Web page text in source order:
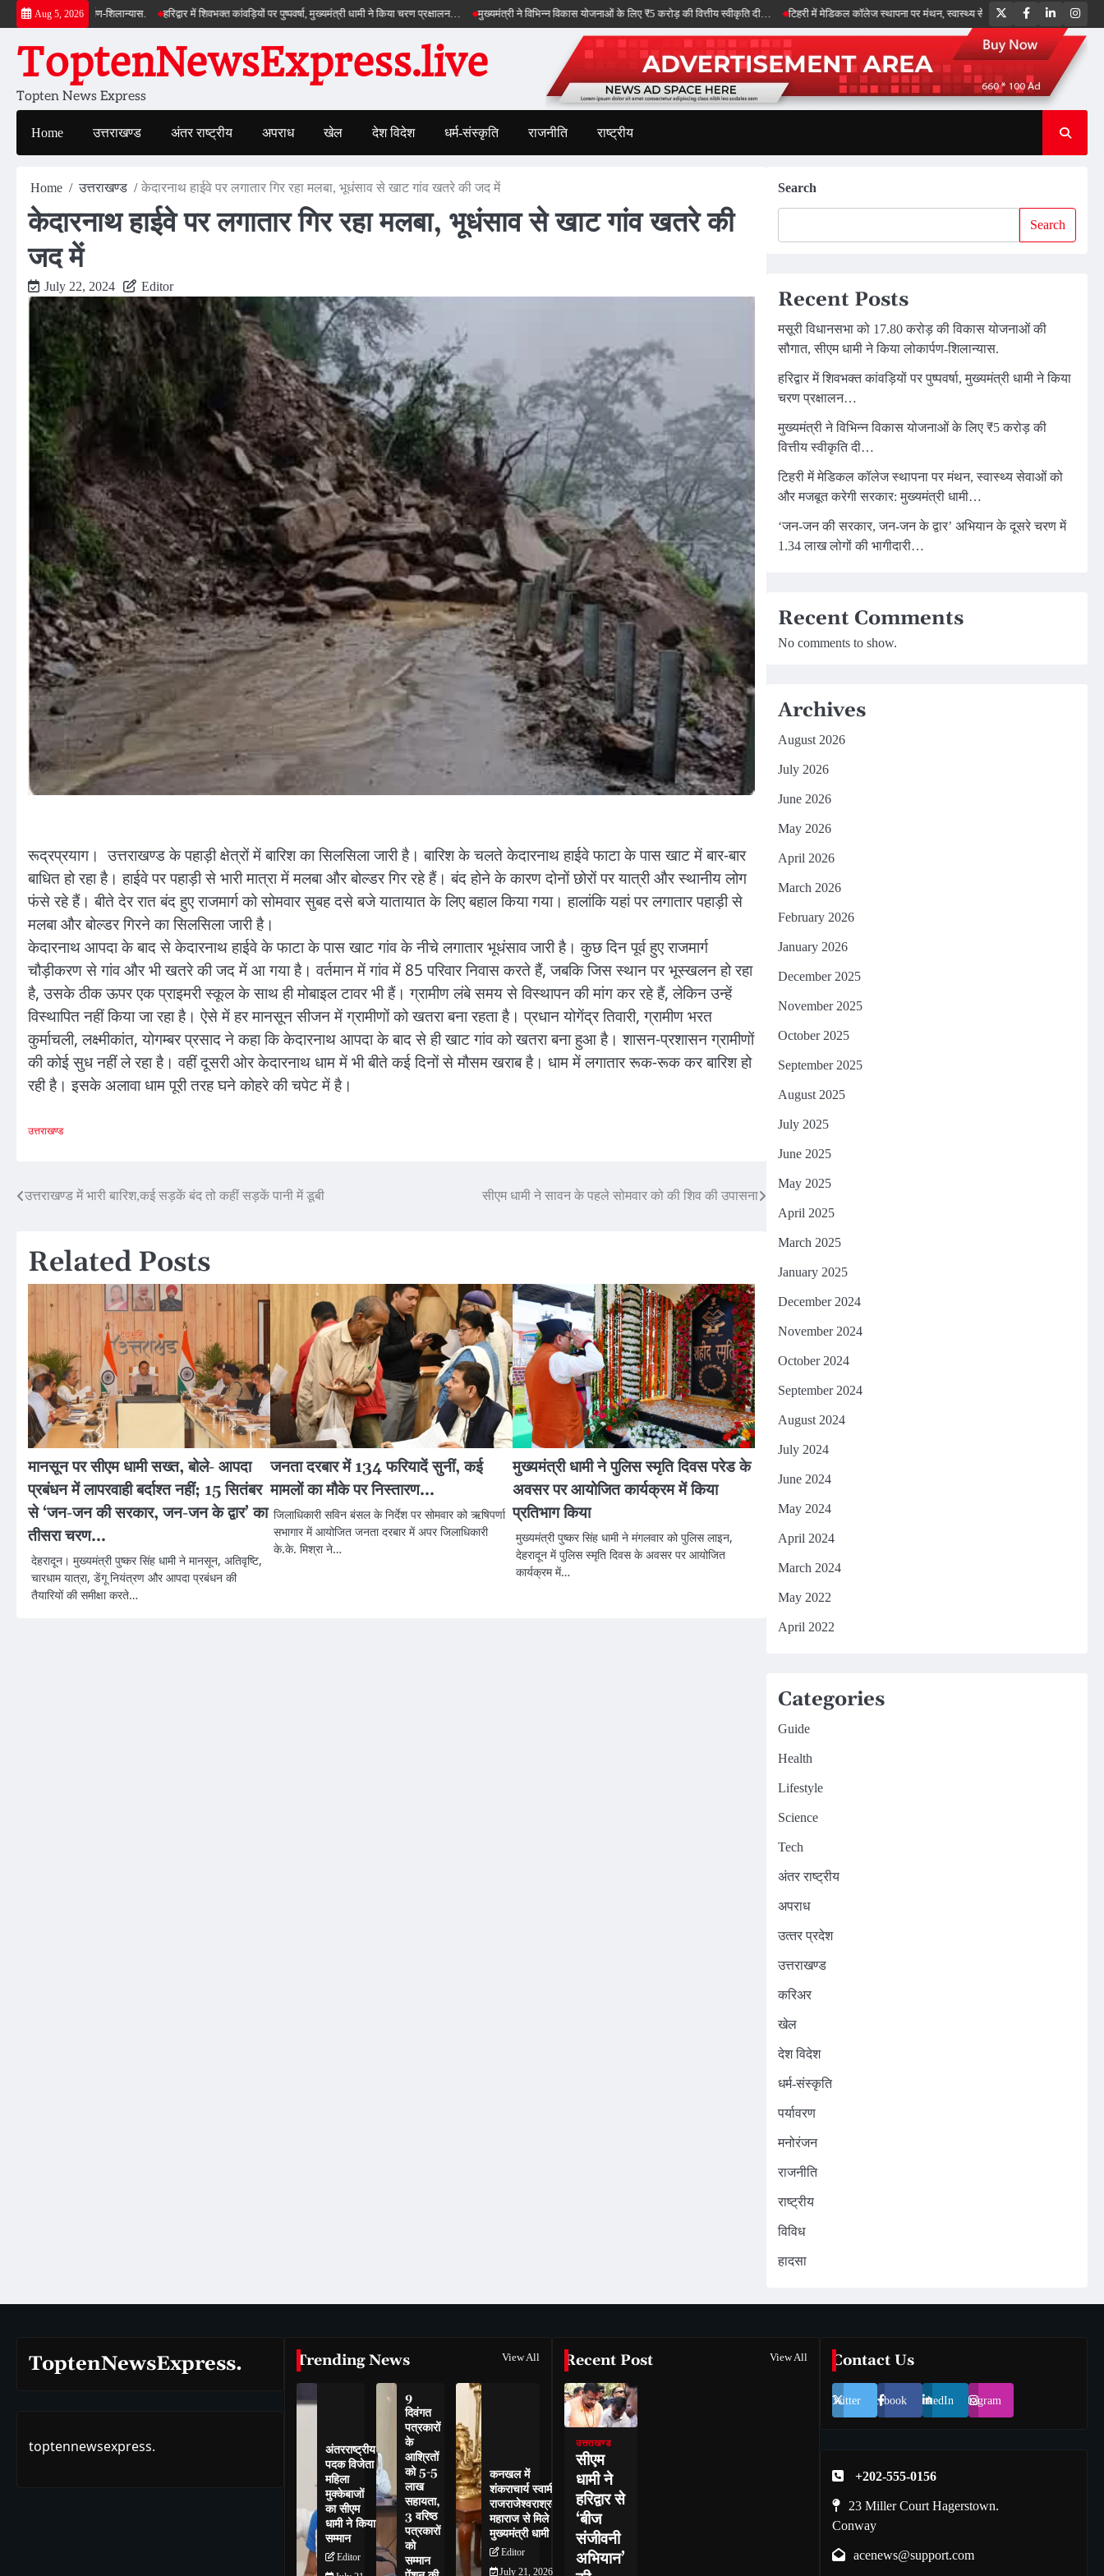
Skip
to
content
Aug 5, 2026
लोकार्पण-शिलान्यास. हरिद्वार में शिवभक्त कांवड़ियों पर पुष्पवर्षा, मुख्यमंत्री धामी ने किया चरण प्रक्षालन… मुख्यमंत्री ने विभिन्न विकास योजनाओं के लिए ₹5 करोड़ की वित्तीय स्वीकृति दी… टिहरी में मेडिकल कॉलेज स्थापना पर मंथन, स्वास्थ्य सेवाओं को और मजबूत करेगी सरकार: मुख्यमंत्री
TwitterFacebookLinkedIn
ToptenNewsExpress.live
Topten News Express
Home उत्तराखण्ड अंतर राष्ट्रीय अपराध खेल देश विदेश धर्म-संस्कृति राजनीति राष्ट्रीय
Home उत्तराखण्ड केदारनाथ हाईवे पर लगातार गिर रहा मलबा, भूधंसाव से खाट गांव खतरे की जद में
केदारनाथ हाईवे पर लगातार गिर रहा मलबा, भूधंसाव से खाट गांव खतरे की
जद में
July 22, 2024 Editor
रूद्रप्रयाग। उत्तराखण्ड के पहाड़ी क्षेत्रों में बारिश का सिलसिला जारी है। बारिश के चलते केदारनाथ हाईवे फाटा के पास खाट में बार-बार
बाधित हो रहा है। हाईवे पर पहाड़ी से भारी मात्रा में मलबा और बोल्डर गिर रहे हैं। बंद होने के कारण दोनों छोरों पर यात्री और स्थानीय लोग
फंसे रहे हैं। बीते देर रात बंद हुए राजमार्ग को सोमवार सुबह दसे बजे यातायात के लिए बहाल किया गया। हालांकि यहां पर लगातार पहाड़ी से
मलबा और बोल्डर गिरने का सिलसिला जारी है।
केदारनाथ आपदा के बाद से केदारनाथ हाईवे के फाटा के पास खाट गांव के नीचे लगातार भूधंसाव जारी है। कुछ दिन पूर्व हुए राजमार्ग
चौड़ीकरण से गांव और भी खतरे की जद में आ गया है। वर्तमान में गांव में 85 परिवार निवास करते हैं, जबकि जिस स्थान पर भूस्खलन हो रहा
है, उसके ठीक ऊपर एक प्राइमरी स्कूल के साथ ही मोबाइल टावर भी हैं। ग्रामीण लंबे समय से विस्थापन की मांग कर रहे हैं, लेकिन उन्हें
विस्थापित नहीं किया जा रहा है। ऐसे में हर मानसून सीजन में ग्रामीणों को खतरा बना रहता है। प्रधान योगेंद्र तिवारी, ग्रामीण भरत
कुर्माचली, लक्ष्मीकांत, योगम्बर प्रसाद ने कहा कि केदारनाथ आपदा के बाद से ही खाट गांव को खतरा बना हुआ है। शासन-प्रशासन ग्रामीणों
की कोई सुध नहीं ले रहा है। वहीं दूसरी ओर केदारनाथ धाम में भी बीते कई दिनों से मौसम खराब है। धाम में लगातार रूक-रूक कर बारिश हो
रही है। इसके अलावा धाम पूरी तरह घने कोहरे की चपेट में है।
उत्तराखण्ड
Post
उत्तराखण्ड में भारी बारिश,कई सड़कें बंद तो कहीं सड़कें पानी में डूबी सीएम धामी ने सावन के पहले सोमवार को की शिव की उपासना
Related Posts
मानसून पर सीएम धामी सख्त, बोले- आपदा
प्रबंधन में लापरवाही बर्दाश्त नहीं; 15 सितंबर
से ‘जन-जन की सरकार, जन-जन के द्वार’ का
तीसरा चरण…
देहरादून। मुख्यमंत्री पुष्कर सिंह धामी ने मानसून, अतिवृष्टि,
चारधाम यात्रा, डेंगू नियंत्रण और आपदा प्रबंधन की
तैयारियों की समीक्षा करते…
जनता दरबार में 134 फरियादें सुनीं, कई
मामलों का मौके पर निस्तारण…
जिलाधिकारी सविन बंसल के निर्देश पर सोमवार को ऋषिपर्णा
सभागार में आयोजित जनता दरबार में अपर जिलाधिकारी
के.के. मिश्रा ने…
मुख्यमंत्री धामी ने पुलिस स्मृति दिवस परेड के
अवसर पर आयोजित कार्यक्रम में किया
प्रतिभाग किया
मुख्यमंत्री पुष्कर सिंह धामी ने मंगलवार को पुलिस लाइन,
देहरादून में पुलिस स्मृति दिवस के अवसर पर आयोजित
कार्यक्रम में…
Search
Search
Recent Posts
मसूरी विधानसभा को 17.80 करोड़ की विकास योजनाओं की
सौगात, सीएम धामी ने किया लोकार्पण-शिलान्यास.
हरिद्वार में शिवभक्त कांवड़ियों पर पुष्पवर्षा, मुख्यमंत्री धामी ने किया
चरण प्रक्षालन…
मुख्यमंत्री ने विभिन्न विकास योजनाओं के लिए ₹5 करोड़ की
वित्तीय स्वीकृति दी…
टिहरी में मेडिकल कॉलेज स्थापना पर मंथन, स्वास्थ्य सेवाओं को
और मजबूत करेगी सरकार: मुख्यमंत्री धामी…
‘जन-जन की सरकार, जन-जन के द्वार’ अभियान के दूसरे चरण में
1.34 लाख लोगों की भागीदारी…
Recent Comments
No comments to show.
Archives
August 2026
July 2026
June 2026
May 2026
April 2026
March 2026
February 2026
January 2026
December 2025
November 2025
October 2025
September 2025
August 2025
July 2025
June 2025
May 2025
April 2025
March 2025
January 2025
December 2024
November 2024
October 2024
September 2024
August 2024
July 2024
June 2024
May 2024
April 2024
March 2024
May 2022
April 2022
Categories
Guide
Health
Lifestyle
Science
Tech
अंतर राष्ट्रीय
अपराध
उत्‍तर प्रदेश
उत्तराखण्ड
करिअर
खेल
देश विदेश
धर्म-संस्कृति
पर्यावरण
मनोरंजन
राजनीति
राष्ट्रीय
विविध
हादसा
ToptenNewsExpress.
toptennewsexpress.
Trending News View All
अंतरराष्ट्रीय
पदक विजेता
महिला
मुक्केबाजों
का सीएम
धामी ने किया
सम्मान
Editor
9
दिवंगत
पत्रकारों
के
आश्रितों
को 5-5
लाख
सहायता,
3 वरिष्ठ
पत्रकारों
को
सम्मान
कनखल में
शंकराचार्य स्वामी
राजराजेश्वराश्रम
महाराज से मिले
मुख्यमंत्री धामी
Editor
July 21, 2026
Recent Post View All
उत्तराखण्ड
सीएम
धामी ने
हरिद्वार से
‘बीज
संजीवनी
अभियान’
Contact Us
Twitter Facebook LinkedIn Instagram
+202-555-0156
23 Miller Court Hagerstown.
Conway
acenews@support.com